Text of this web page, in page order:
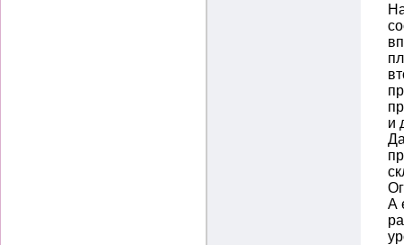
и
А